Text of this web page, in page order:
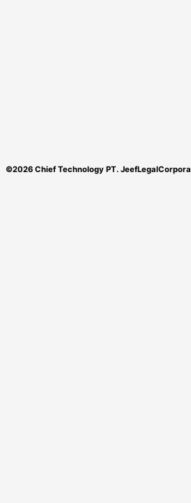
©2026 Chief Technology PT. JeefLegalCorpora